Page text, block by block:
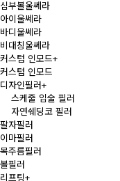
심부볼울쎄라
아이울쎄라
바디울쎄라
비대칭울쎄라
커스텀 인모드+
커스텀 인모드
디자인필러+
스케줄 입술 필러
자연쉐딩코 필러
팔자필러
이마필러
목주름필러
볼필러
리프팅+